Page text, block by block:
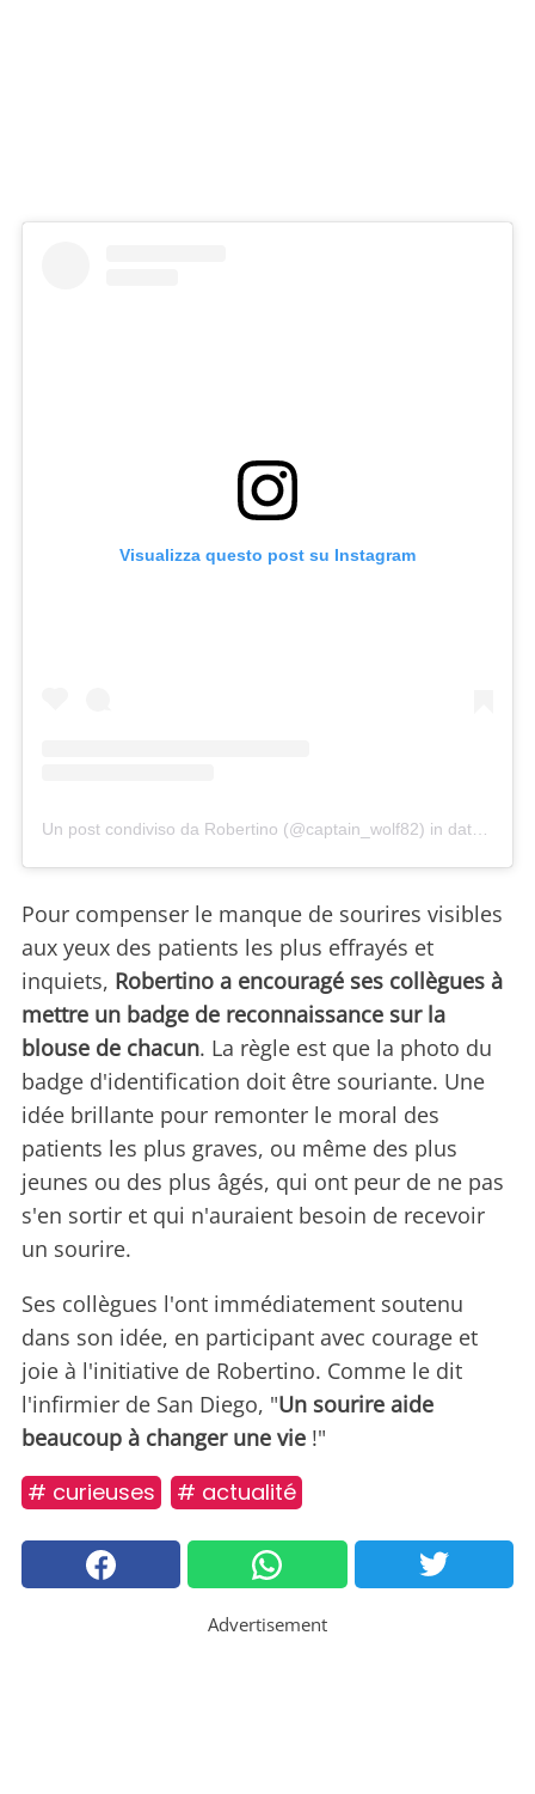
Visualizza questo post su Instagram
Un post condiviso da Robertino (@captain_wolf82) in data:
Pour compenser le manque de sourires visibles
aux yeux des patients les plus effrayés et
inquiets, Robertino a encouragé ses collègues à
mettre un badge de reconnaissance sur la
blouse de chacun. La règle est que la photo du
badge d'identification doit être souriante. Une
idée brillante pour remonter le moral des
patients les plus graves, ou même des plus
jeunes ou des plus âgés, qui ont peur de ne pas
s'en sortir et qui n'auraient besoin de recevoir
un sourire.
Ses collègues l'ont immédiatement soutenu
dans son idée, en participant avec courage et
joie à l'initiative de Robertino. Comme le dit
l'infirmier de San Diego, "Un sourire aide
beaucoup à changer une vie !"
# curieuses # actualité
Advertisement